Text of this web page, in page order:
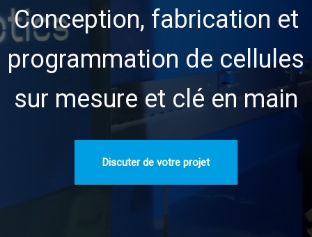
Conception, fabrication et
programmation de cellules
sur mesure et clé en main
Discuter de votre projet